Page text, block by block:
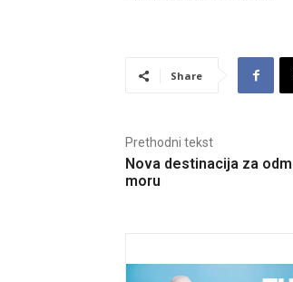
Share
Prethodni tekst
Nova destinacija za
moru